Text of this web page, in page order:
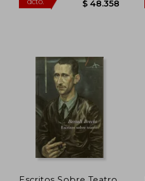
55%
dcto.
$ 148.832
$ 66.974